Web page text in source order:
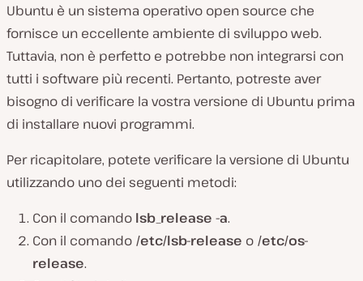
Ubuntu è un sistema operativo open source che
fornisce un eccellente ambiente di sviluppo web.
Tuttavia, non è perfetto e potrebbe non integrarsi con
tutti i software più recenti. Pertanto, potreste aver
bisogno di verificare la vostra versione di Ubuntu prima
di installare nuovi programmi.
Per ricapitolare, potete verificare la versione di Ubuntu
utilizzando uno dei seguenti metodi:
Con il comando lsb_release -a.
Con il comando /etc/lsb-release o /etc/os-
release.